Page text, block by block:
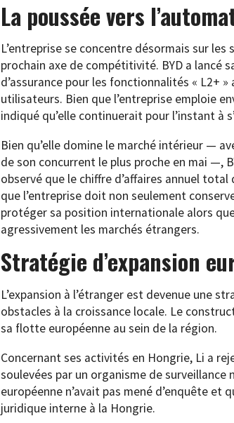
La poussée vers
L’entreprise se concentre désormais sur les
prochain axe de compétitivité. BYD a lancé
d’assurance pour les fonctionnalités « L2+
utilisateurs. Bien que l’entreprise emploie
indiqué qu’elle continuerait pour l’instant à
Bien qu’elle domine le marché intérieur —
de son concurrent le plus proche en mai —,
observé que le chiffre d’affaires annuel
que l’entreprise doit non seulement
protéger sa position internationale alors
agressivement les marchés étrangers.
Stratégie d’expansion
L’expansion à l’étranger est devenue une
obstacles à la croissance locale. Le
sa flotte européenne au sein de la région.
Concernant ses activités en Hongrie, Li a
soulevées par un organisme de
européenne n’avait pas mené d’enquête
juridique interne à la Hongrie.